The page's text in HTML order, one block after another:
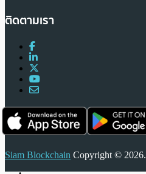
ติดตามเรา
Siam Blockchain Copyright © 2026.